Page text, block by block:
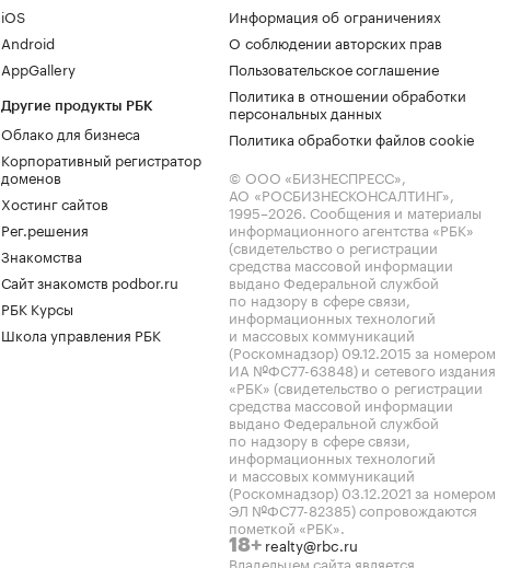
iOS
Android
AppGallery
Другие продукты РБК
Облако для бизнеса
Корпоративный регистратор
доменов
Хостинг сайтов
Рег.решения
Знакомства
Сайт знакомств podbor.ru
РБК Курсы
Школа управления РБК
Информация об ограничениях
О соблюдении авторских прав
Пользовательское соглашение
Политика в отношении обработки
персональных данных
Политика обработки файлов cookie
© ООО «БИЗНЕСПРЕСС»,
АО «РОСБИЗНЕСКОНСАЛТИНГ»,
1995–2026. Сообщения и материалы
информационного агентства «РБК»
(свидетельство о регистрации
средства массовой информации
выдано Федеральной службой
по надзору в сфере связи,
информационных технологий
и массовых коммуникаций
(Роскомнадзор) 09.12.2015 за номером
ИА №ФС77-63848) и сетевого издания
«РБК» (свидетельство о регистрации
средства массовой информации
выдано Федеральной службой
по надзору в сфере связи,
информационных технологий
и массовых коммуникаций
(Роскомнадзор) 03.12.2021 за номером
ЭЛ №ФС77-82385) сопровождаются
пометкой «РБК».
18+ realty@rbc.ru
Владельцем сайта является